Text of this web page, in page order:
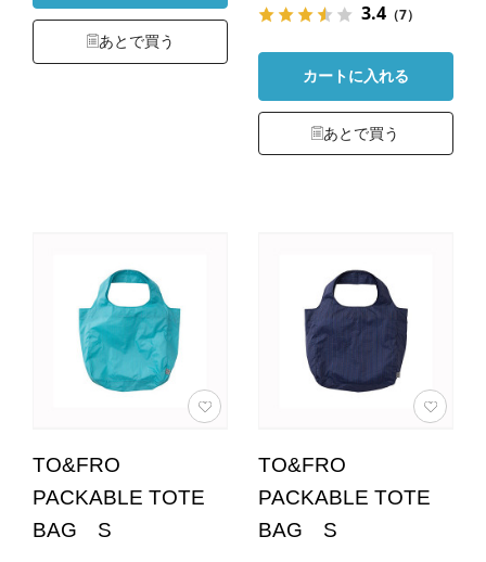
あとで買う
3.4（7）
カートに入れる
あとで買う
TO&FRO
PACKABLE TOTE
BAG S
TO&FRO
PACKABLE TOTE
BAG S